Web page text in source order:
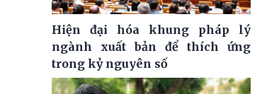
Hiện đại hóa khung pháp lý
ngành xuất bản để thích ứng
trong kỷ nguyên số